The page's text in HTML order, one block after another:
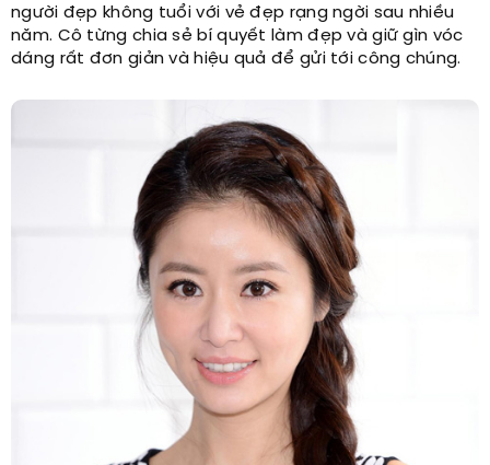
người đẹp không tuổi với vẻ đẹp rạng ngời sau nhiều
năm. Cô từng chia sẻ bí quyết làm đẹp và giữ gìn vóc
dáng rất đơn giản và hiệu quả để gửi tới công chúng.